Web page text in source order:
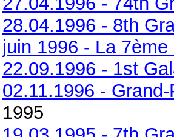
28.04.1996 - 8th
juin 1996 - La
22.09.1996 - 1st
02.11.1996 -
1995